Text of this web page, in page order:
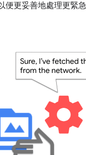
更妥善地處理更緊